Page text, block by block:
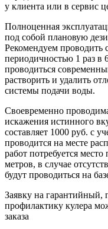
у клиента или в сервис
Полноценная
под собой плановую
Рекомендуем проводить
периодичностью 1 раз в
проводиться
растворить и удалить
системы подачи воды.
Своевременно
искажения истинного
составляет 1000 руб. с
проводится на месте
работ потребуется
метров, в случае
будут проводиться на
Заявку на гарантийный,
профилактику кулера
заказа